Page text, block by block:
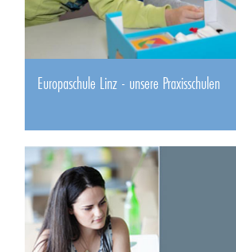
Europaschule Linz - unsere Praxisschulen